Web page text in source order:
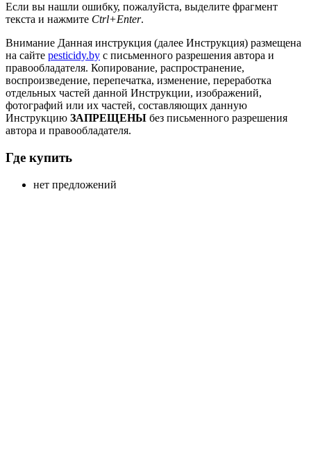
Если вы нашли ошибку, пожалуйста, выделите фрагмент
текста и нажмите Ctrl+Enter.
Внимание Данная инструкция (далее Инструкция) размещена
на сайте pesticidy.by с письменного разрешения автора и
правообладателя. Копирование, распространение,
воспроизведение, перепечатка, изменение, переработка
отдельных частей данной Инструкции, изображений,
фотографий или их частей, составляющих данную
Инструкцию ЗАПРЕЩЕНЫ без письменного разрешения
автора и правообладателя.
Где купить
нет предложений